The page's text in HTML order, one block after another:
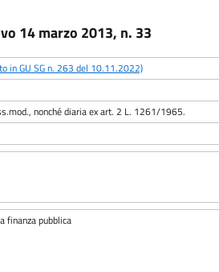
14 marzo 2013, n. 33
in GU SG n. 263 del 10.11.2022)
nonché diaria ex art. 2 L. 1261/1965.
finanza pubblica